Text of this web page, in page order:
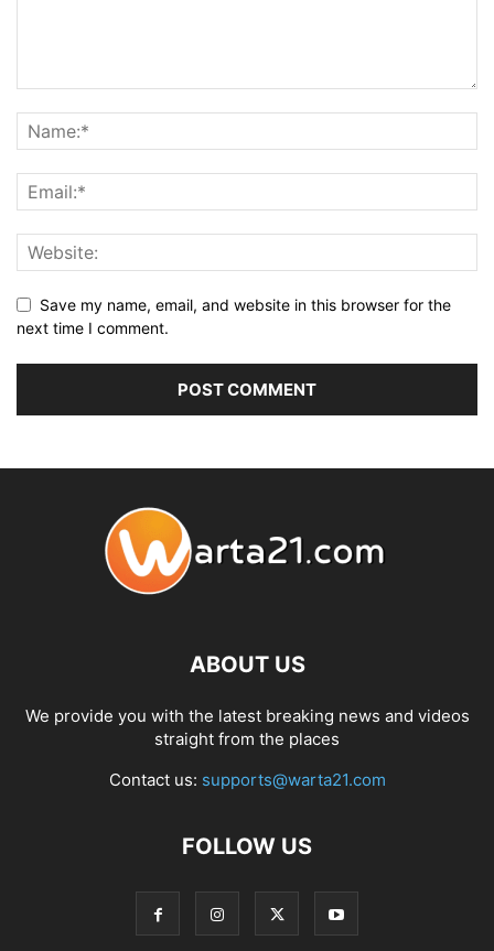
Save my name, email, and website in this browser for the
next time I comment.
ABOUT US
We provide you with the latest breaking news and videos
straight from the places
Contact us: supports@warta21.com
FOLLOW US